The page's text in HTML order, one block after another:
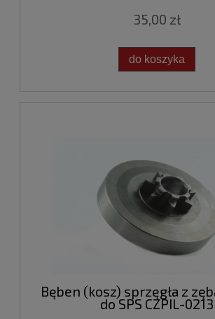
35,00 zł
do koszyka
Bęben (kosz) sprzęgła z
do SPS CZPIL-0213